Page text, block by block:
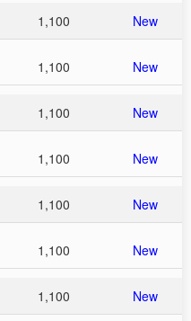
1,100 New
1,100 New
1,100 New
1,100 New
1,100 New
1,100 New
1,100 New